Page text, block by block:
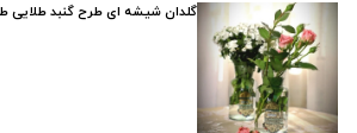
گلدان شیشه ای طرح گنبد طلایی